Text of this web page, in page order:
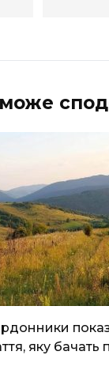
яку бачать